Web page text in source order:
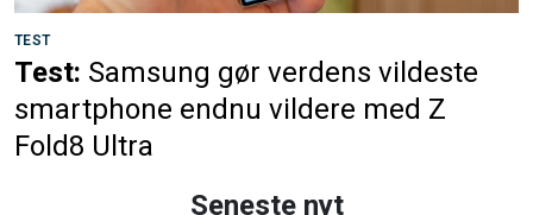
TEST
Test: Samsung gør verdens vildeste
smartphone endnu vildere med Z
Fold8 Ultra
Seneste nyt